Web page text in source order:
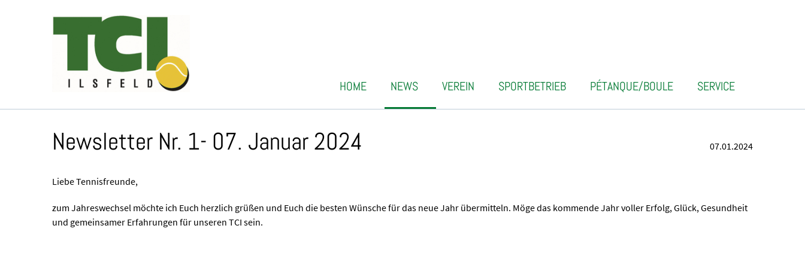
HOME NEWS VEREIN SPORTBETRIEB PÉTANQUE/BOULE SERVICE
Newsletter Nr. 1- 07. Januar 2024 07.01.2024
Liebe Tennisfreunde,
zum Jahreswechsel möchte ich Euch herzlich grüßen und Euch die besten Wünsche für das neue Jahr übermitteln. Möge das kommende Jahr voller Erfolg, Glück, Gesundheit
und gemeinsamer Erfahrungen für unseren TCI sein.